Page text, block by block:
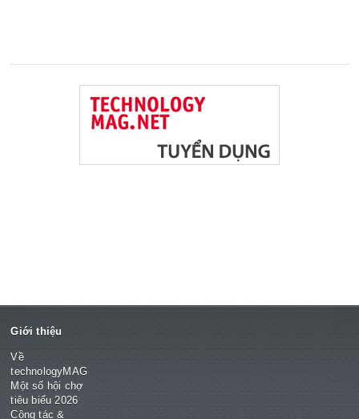
Giới thiệu
Về
technologyMAG
Một số hội chợ
tiêu biểu 2026
Cộng tác &